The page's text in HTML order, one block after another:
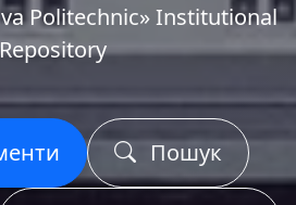
Politechnic» Institutional
Пошук